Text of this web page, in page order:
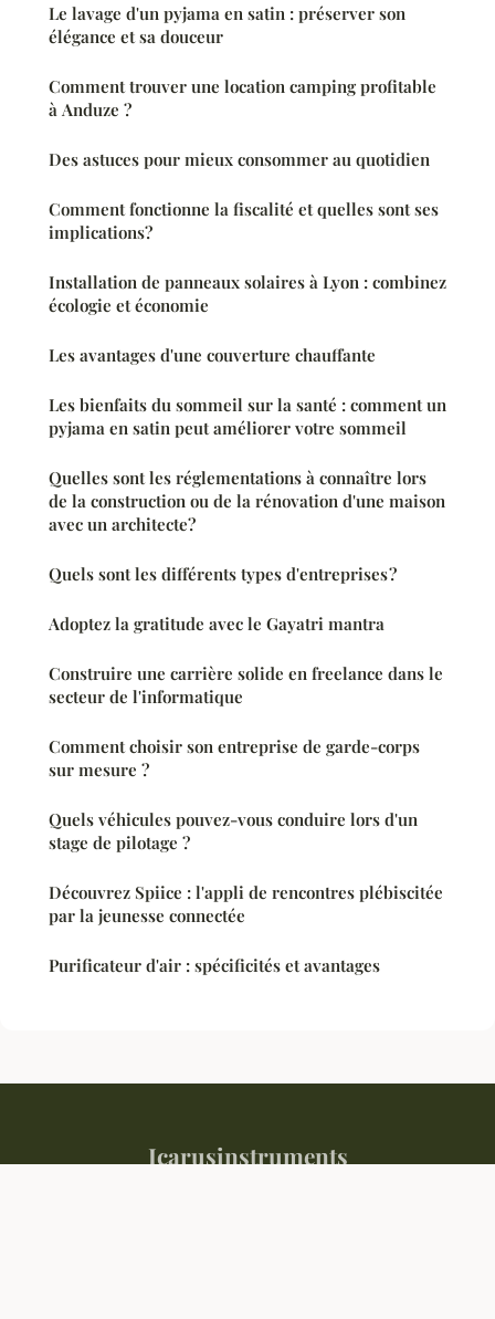
Le lavage d'un pyjama en satin : préserver son
élégance et sa douceur
Comment trouver une location camping profitable
à Anduze ?
Des astuces pour mieux consommer au quotidien
Comment fonctionne la fiscalité et quelles sont ses
implications?
Installation de panneaux solaires à Lyon : combinez
écologie et économie
Les avantages d'une couverture chauffante
Les bienfaits du sommeil sur la santé : comment un
pyjama en satin peut améliorer votre sommeil
Quelles sont les réglementations à connaître lors
de la construction ou de la rénovation d'une maison
avec un architecte?
Quels sont les différents types d'entreprises ?
Adoptez la gratitude avec le Gayatri mantra
Construire une carrière solide en freelance dans le
secteur de l'informatique
Comment choisir son entreprise de garde-corps
sur mesure ?
Quels véhicules pouvez-vous conduire lors d'un
stage de pilotage ?
Découvrez Spiice : l'appli de rencontres plébiscitée
par la jeunesse connectée
Purificateur d'air : spécificités et avantages
Icarusinstruments